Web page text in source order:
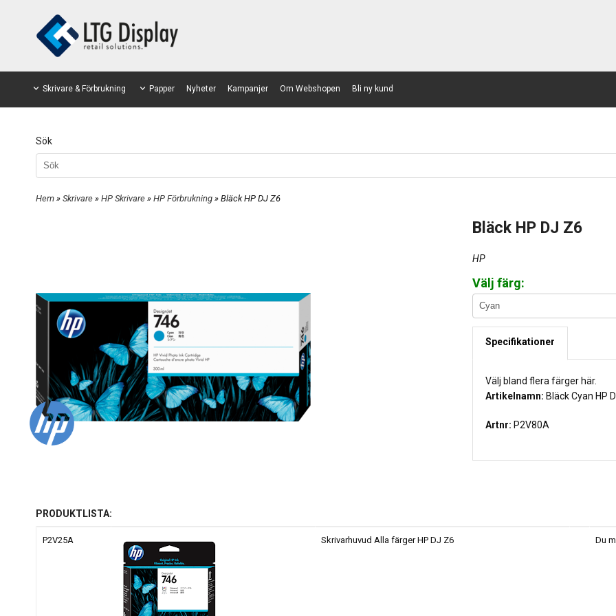
Skrivare & Förbrukning Papper Nyheter Kampanjer Om Webshopen Bli ny kund
Sök
Hem » Skrivare » HP Skrivare » HP Förbrukning » Bläck HP DJ Z6
Bläck HP DJ Z6
HP
Välj färg:
Specifikationer
Välj bland flera färger här.
Artikelnamn: Bläck Cyan HP
Artnr: P2V80A
PRODUKTLISTA:
P2V25A Skrivarhuvud Alla färger HP DJ Z6 Du